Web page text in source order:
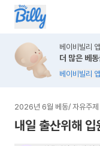
베이비빌리
더 많은 베
베이비빌리
2026년 6월 베동/ 자유주제
내일 출산위해